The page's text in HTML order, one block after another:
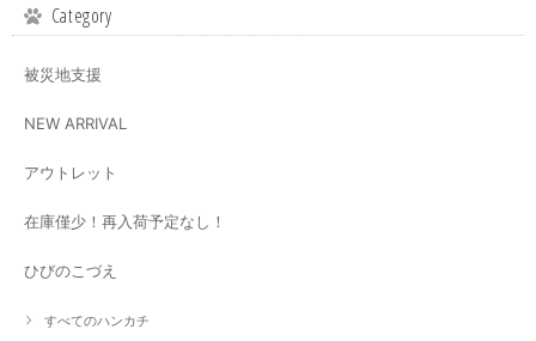
Category
被災地支援
NEW ARRIVAL
アウトレット
在庫僅少！再入荷予定なし！
ひびのこづえ
すべてのハンカチ